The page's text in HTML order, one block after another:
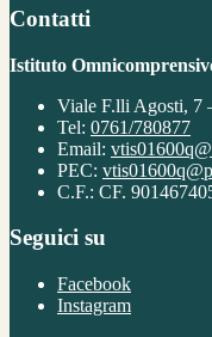
Contatti
Istituto
Viale F.lli Agosti, 7
Tel: 0761/780877
Email:
PEC:
C.F.: CF.
Seguici su
Facebook
Instagram